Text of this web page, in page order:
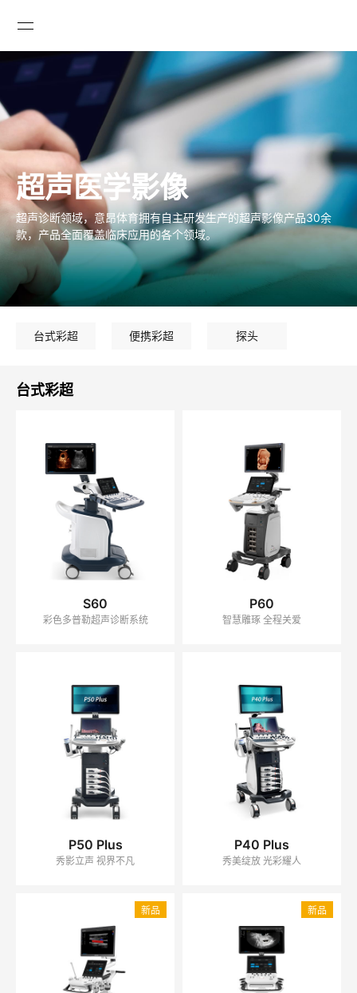
UNITED STATES
超声医学影像
超声诊断领域，意昂体育拥有自主研发生产的超声影像产品30余
款，产品全面覆盖临床应用的各个领域。
台式彩超 便携彩超 探头
台式彩超
S60
彩色多普勒超声诊断系统
P60
智慧雕琢 全程关爱
P50 Plus
秀影立声 视界不凡
P40 Plus
秀美绽放 光彩耀人
新品 新品